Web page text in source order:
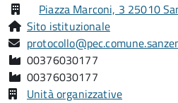
Piazza Marconi, 3 25010
Sito istituzionale
00376030177
00376030177
Unità organizzative